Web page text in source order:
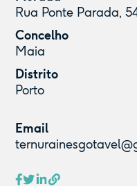
Rua Ponte Parada,
Concelho
Maia
Distrito
Porto
Email